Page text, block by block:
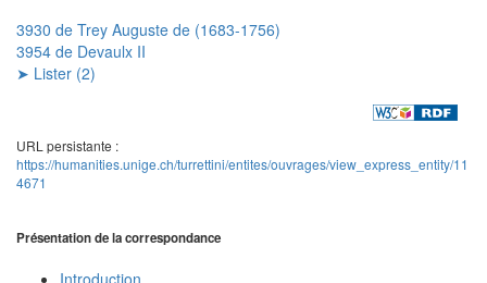
3930 de Trey Auguste de (1683-1756)
3954 de Devaulx II
➤ Lister (2)
URL persistante :
https://humanities.unige.ch/turrettini/entites/ouvrages/view_express_entity/11
4671
Présentation de la correspondance
Introduction